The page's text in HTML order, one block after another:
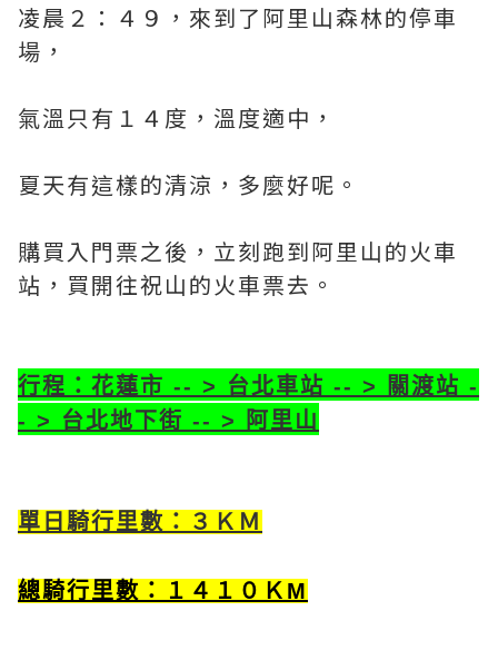
凌晨２：４９，來到了阿里山森林的停車
場，
氣溫只有１４度，溫度適中，
夏天有這樣的清涼，多麼好呢。
購買入門票之後，立刻跑到阿里山的火車
站，買開往祝山的火車票去。
行程：花蓮市 -- > 台北車站 -- > 關渡站 -
- > 台北地下街 -- > 阿里山
單日騎行里數：３ＫＭ
總騎行里數：１４１０ＫM